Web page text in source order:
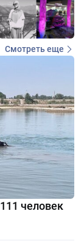
Смотреть еще
человек